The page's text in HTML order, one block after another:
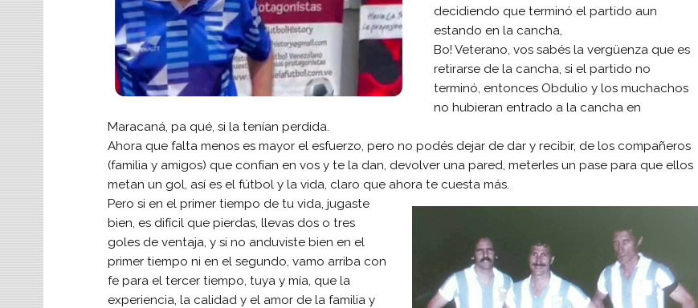
decidiendo que terminó el partido aun
estando en la cancha,
Bo! Veterano, vos sabés la vergüenza que es
retirarse de la cancha, si el partido no
terminó, entonces Obdulio y los muchachos
no hubieran entrado a la cancha en
Maracaná, pa qué, si la tenían perdida.
Ahora que falta menos es mayor el esfuerzo, pero no podés dejar de dar y recibir, de los compañeros
(familia y amigos) que confían en vos y te la dan, devolver una pared, meterles un pase para que ellos
metan un gol, así es el fútbol y la vida, claro que ahora te cuesta más.
Pero si en el primer tiempo de tu vida, jugaste
bien, es difícil que pierdas, llevas dos o tres
goles de ventaja, y si no anduviste bien en el
primer tiempo ni en el segundo, vamo arriba con
fe para el tercer tiempo, tuya y mía, que la
experiencia, la calidad y el amor de la familia y